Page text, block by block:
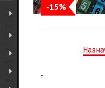
-15%
-